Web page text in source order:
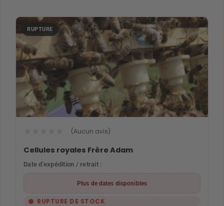
(Aucun avis)
Cellules royales Frère Adam
Date d'expédition / retrait :
Plus de dates disponibles
RUPTURE DE STOCK